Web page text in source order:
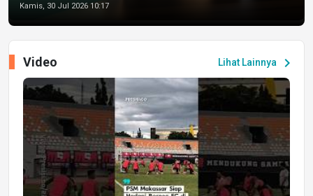
Kamis, 30 Jul 2026 10:17
Lihat Lainnya chevron_right
Video